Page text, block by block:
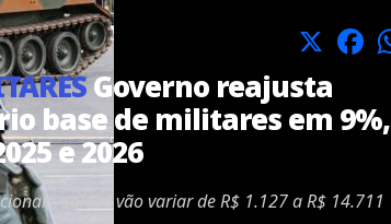
X Facebook
Governo reajusta
base de militares em 9%,
e 2026
soldos vão variar de R$ 1.127 a R$ 14.711